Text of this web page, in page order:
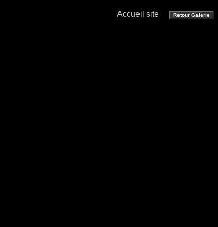
Accueil site